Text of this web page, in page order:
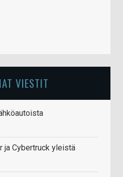
VIESTIT
ja Cybertruck yleistä